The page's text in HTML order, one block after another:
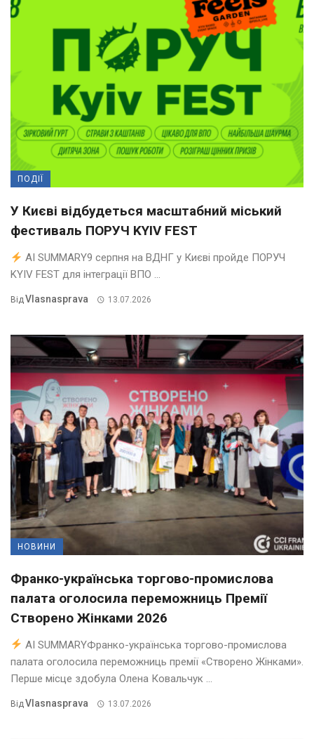
ПОДІЇ
У Києві відбудеться масштабний міський
фестиваль ПОРУЧ KYIV FEST
AI SUMMARY9 серпня на ВДНГ у Києві пройде ПОРУЧ
KYIV FEST для інтеграції ВПО ...
ВідVlasnasprava 13.07.2026
НОВИНИ
Франко-українська торгово-промислова
палата оголосила переможниць Премії
Створено Жінками 2026
AI SUMMARYФранко-українська торгово-промислова
палата оголосила переможниць премії «Створено Жінками».
Перше місце здобула Олена Ковальчук ...
Від Vlasnasprava 13.07.2026